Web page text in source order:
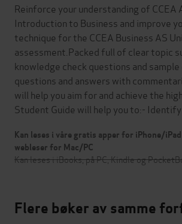
Reinforce your understanding of CCEA
Introduction to Business and improve
technique for the CCEA Business AS
assessment.Packed full of clear topic
knowledge check questions and
questions and answers with
will help you aim for and achieve the
Student Guide will help you to:-
Kan leses i våre gratis apper for iPhone/
webleser for Mac/PC
Kan leses i iBooks, på PC, Kindle og
Flere bøker av samme